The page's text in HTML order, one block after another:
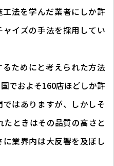
法を学んだ業者にしか許
イズの手法を採用してい
ためにと考えられた方法
でおよそ160店ほどしか許
はありますが、しかしそ
ときはその品質の高さと
業界内は大反響を及ぼし